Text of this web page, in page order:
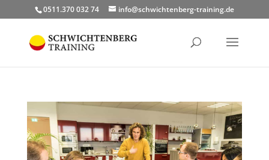
0511.370 032 74 info@schwichtenberg-training.de